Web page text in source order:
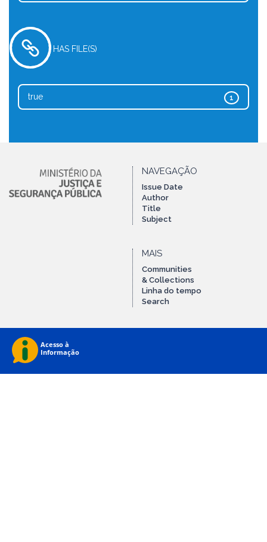
HAS FILE(S)
1
true
NAVEGAÇÃO
Issue Date
Author
Title
Subject
MAIS
Communities
& Collections
Linha do tempo
Search